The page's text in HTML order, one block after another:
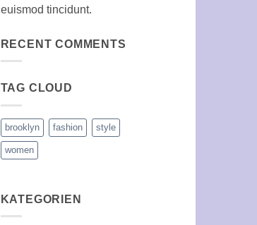
euismod tincidunt.
RECENT COMMENTS
TAG CLOUD
brooklyn fashion style
women
KATEGORIEN